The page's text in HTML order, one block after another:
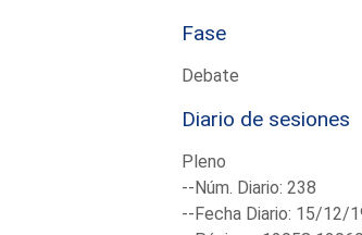
Fase
Debate
Diario de sesiones
Pleno
--Núm. Diario: 238
--Fecha Diario: 15/12/